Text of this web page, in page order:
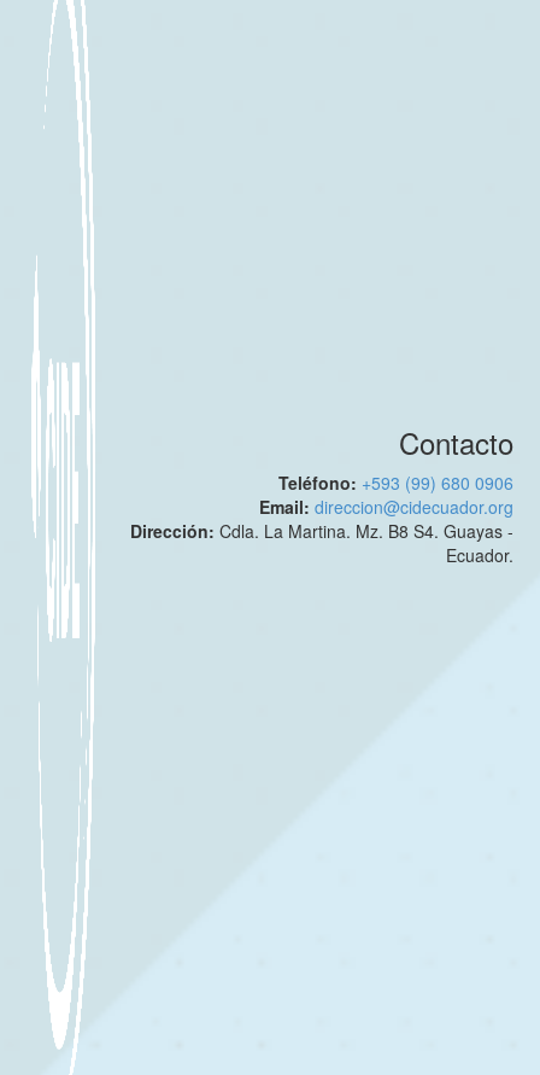
Contacto
Teléfono: +593 (99) 680 0906
Email:direccion@cidecuador.org
Dirección:Cdla. La Martina. Mz. B8 S4. Guayas -
Ecuador.